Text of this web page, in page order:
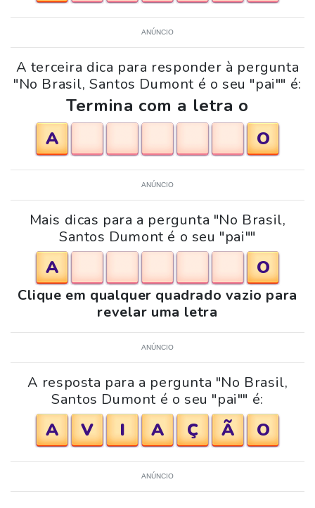
ANÚNCIO
A terceira dica para responder à pergunta
"No Brasil, Santos Dumont é o seu "pai"" é:
Termina com a letra o
A
O
ANÚNCIO
Mais dicas para a pergunta "No Brasil,
Santos Dumont é o seu "pai""
A O
Clique em qualquer quadrado vazio para
revelar uma letra
ANÚNCIO
A resposta para a pergunta "No Brasil,
Santos Dumont é o seu "pai"" é:
A V I A Ç Ã O
ANÚNCIO